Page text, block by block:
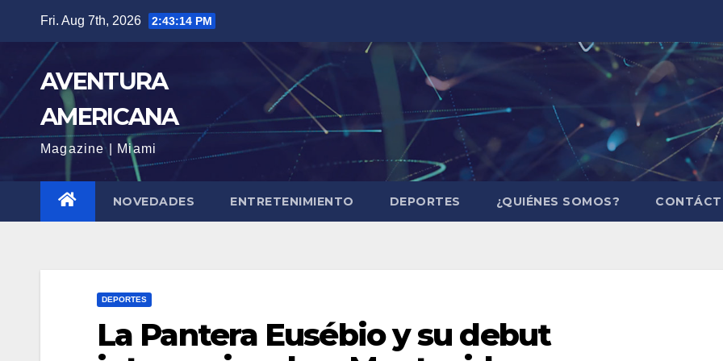
content
Fri. Aug 7th, 2026 2:43:16 PM
AVENTURA
AMERICANA
Magazine | Miami
NOVEDADES ENTRETENIMIENTO DEPORTES ¿QUIÉNES SOMOS?
DEPORTES
La Pantera Eusébio y su debut